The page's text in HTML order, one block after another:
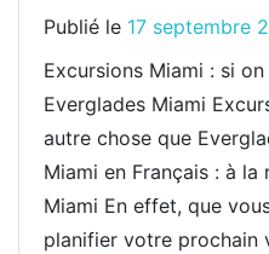
Publié le 17 septembre
Excursions Miami : si
Everglades Miami
autre chose que
Miami en Français : à
Miami En effet, que
planifier votre prochain